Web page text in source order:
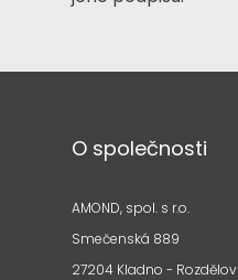
O společnosti
AMOND, spol. s r.o.
Smečenská 889
27204 Kladno - Rozdělov